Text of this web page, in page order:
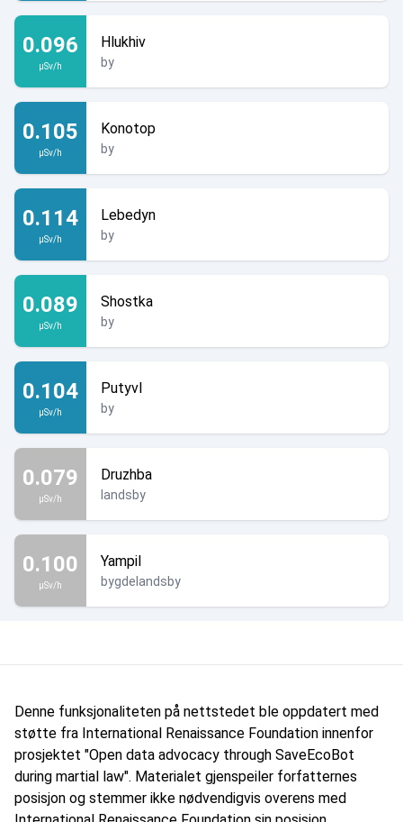
0.096
µSv/h
Hlukhiv
by
0.105
µSv/h
Konotop
by
0.114
µSv/h
Lebedyn
by
0.089
µSv/h
Shostka
by
0.104
µSv/h
Putyvl
by
0.079
µSv/h
Druzhba
landsby
0.100
µSv/h
Yampil
bygdelandsby
Denne funksjonaliteten på nettstedet ble oppdatert med
støtte fra International Renaissance Foundation innenfor
prosjektet "Open data advocacy through SaveEcoBot
during martial law". Materialet gjenspeiler forfatternes
posisjon og stemmer ikke nødvendigvis overens med